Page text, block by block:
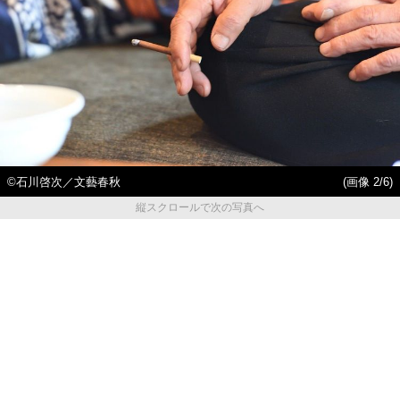
©石川啓次／文藝春秋
(画像 2/6)
縦スクロールで次の写真へ